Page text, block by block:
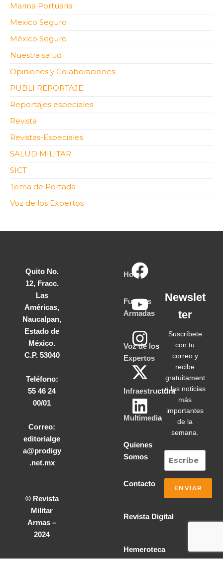
Marina Portuaria
Mexico Seguro
México Seguro
Nuestra salud
Opiniones y Colaboraciones
PUBLI REPORTAJE
Reportajes especiales
Revista
Revistas-Especiales
SALUD MILITAR
SICT
Tema de Portada
Voz de los Expertos
Quito No.
12, Fracc.
Las
Américas,
Naucalpan,
Estado de
México.
C.P. 53040
Teléfono:
55 46 24
00/01
Correo:
editorialge
a@prodigy
.net.mx
© Revista
Militar
Armas –
2024
Home
Fuerzas
Armadas
Voz de los
Expertos
Infraestructura
Multimedia
Quienes
Somos
Contacto
Revista Digital
Hemeroteca
Newslet
ter
Suscríbete
con tu
correo y
recibe
gratuitament
e las noticias
más
importantes
de la
semana.